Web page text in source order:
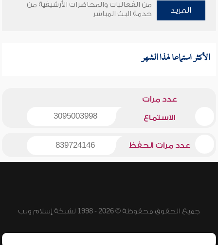
المزيد
من الفعاليات والمحاضرات الأرشيفية من
خدمة البث المباشر
الأكثر استماعا لهذا الشهر
عدد مرات
الاستماع 3095003998
عدد مرات الحفظ 839724146
جميع الحقوق محفوظة © 2026 - 1998 لشبكة إسلام ويب